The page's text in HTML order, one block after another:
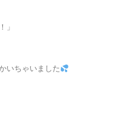
」
いちゃいました